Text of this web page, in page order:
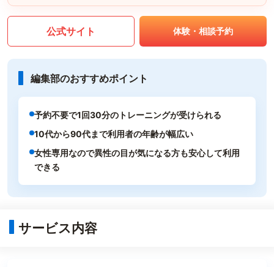
公式サイト 体験・相談予約
編集部のおすすめポイント
予約不要で1回30分のトレーニングが受けられる
10代から90代まで利用者の年齢が幅広い
女性専用なので異性の目が気になる方も安心して利用
できる
サービス内容